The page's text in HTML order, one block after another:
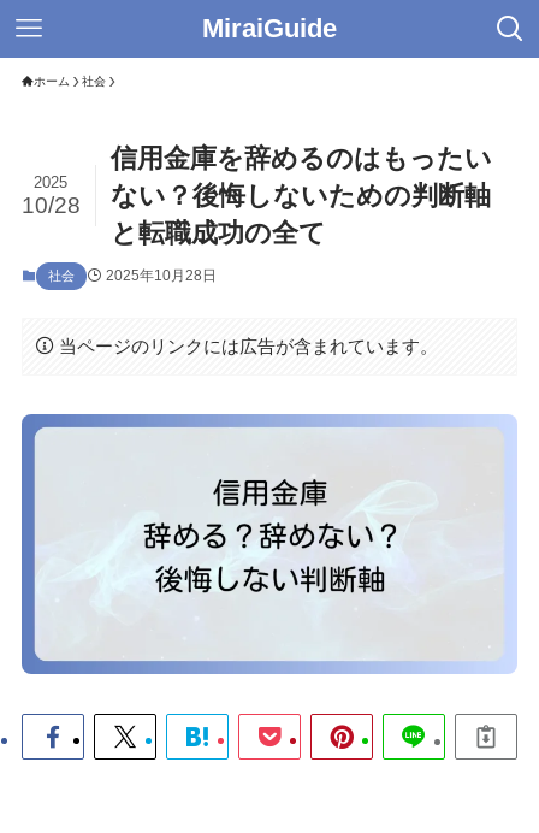
MiraiGuide
ホーム 社会
信用金庫を辞めるのはもったい
ない？後悔しないための判断軸
と転職成功の全て
2025
10/28
社会 2025年10月28日
当ページのリンクには広告が含まれています。